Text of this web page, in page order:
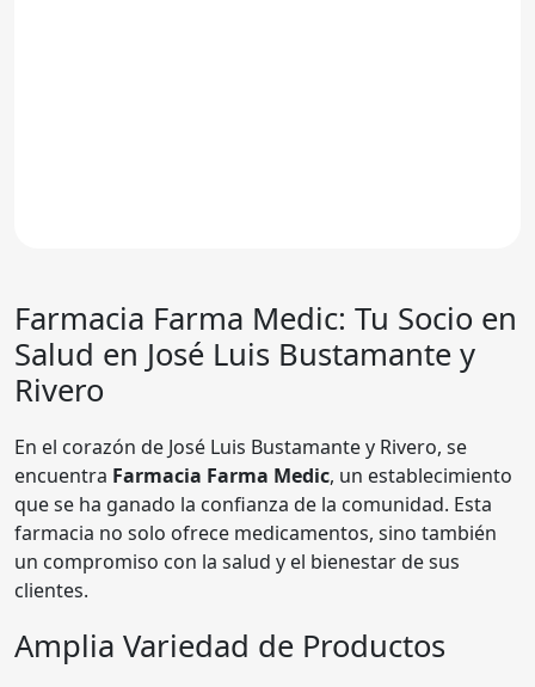
Farmacia Farma Medic: Tu Socio en
Salud en José Luis Bustamante y
Rivero
En el corazón de José Luis Bustamante y Rivero, se
encuentra Farmacia Farma Medic, un establecimiento
que se ha ganado la confianza de la comunidad. Esta
farmacia no solo ofrece medicamentos, sino también
un compromiso con la salud y el bienestar de sus
clientes.
Amplia Variedad de Productos